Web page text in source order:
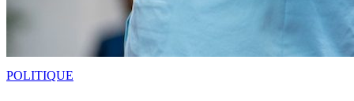
POLITIQUE